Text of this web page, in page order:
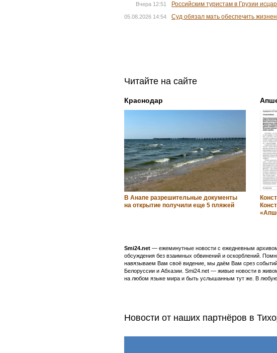
Вчера 12:51 Российским туристам в Грузии
05.08.2026 14:54 Суд обязал мать обеспечить
Читайте на сайте
Краснодар
В Анапе разрешительные документы
на открытие получили еще 5 пляжей
Smi24.net — ежеминутные новости с ежедневным
обсуждения без взаимных обвинений и оскорблений.
навязываем Вам своё видение, мы даём Вам срез
Белоруссии и Абхазии. Smi24.net — живые новости в
на любом языке мира и быть услышанным тут же. В
Новости от наших партнёров в